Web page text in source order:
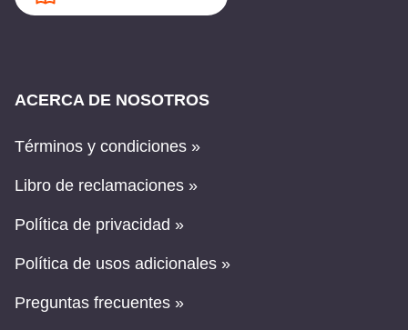
ACERCA DE NOSOTROS
Términos y condiciones »
Libro de reclamaciones »
Política de privacidad »
Política de usos adicionales »
Preguntas frecuentes »